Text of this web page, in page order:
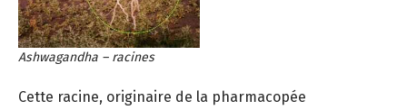
Ashwagandha – racines
Cette racine, originaire de la pharmacopée